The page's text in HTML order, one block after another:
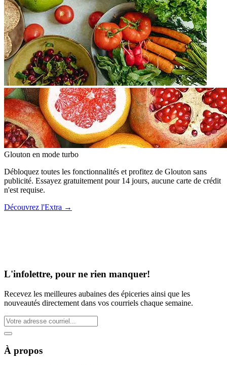
Glouton en mode turbo
Débloquez toutes les fonctionnalités et profitez de Glouton sans
publicité. Essayez gratuitement pour 14 jours, aucune carte de crédit
n'est requise.
Découvrez l'Extra →
L'infolettre, pour ne rien manquer!
Recevez les meilleures aubaines des épiceries ainsi que les
nouveautés directement dans vos courriels chaque semaine.
À propos